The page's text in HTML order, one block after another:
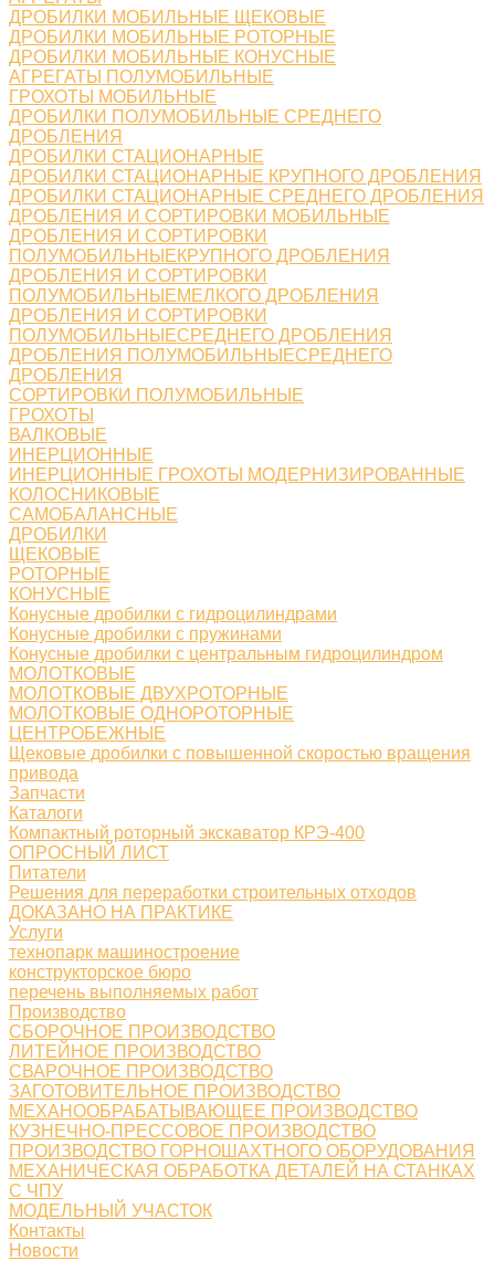
ДРОБИЛКИ МОБИЛЬНЫЕ ЩЕКОВЫЕ
ДРОБИЛКИ МОБИЛЬНЫЕ РОТОРНЫЕ
ДРОБИЛКИ МОБИЛЬНЫЕ КОНУСНЫЕ
АГРЕГАТЫ ПОЛУМОБИЛЬНЫЕ
ГРОХОТЫ МОБИЛЬНЫЕ
ДРОБИЛКИ ПОЛУМОБИЛЬНЫЕ СРЕДНЕГО
ДРОБЛЕНИЯ
ДРОБИЛКИ СТАЦИОНАРНЫЕ
ДРОБИЛКИ СТАЦИОНАРНЫЕ КРУПНОГО ДРОБЛЕНИЯ
ДРОБИЛКИ СТАЦИОНАРНЫЕ СРЕДНЕГО ДРОБЛЕНИЯ
ДРОБЛЕНИЯ И СОРТИРОВКИ МОБИЛЬНЫЕ
ДРОБЛЕНИЯ И СОРТИРОВКИ
ПОЛУМОБИЛЬНЫЕКРУПНОГО ДРОБЛЕНИЯ
ДРОБЛЕНИЯ И СОРТИРОВКИ
ПОЛУМОБИЛЬНЫЕМЕЛКОГО ДРОБЛЕНИЯ
ДРОБЛЕНИЯ И СОРТИРОВКИ
ПОЛУМОБИЛЬНЫЕСРЕДНЕГО ДРОБЛЕНИЯ
ДРОБЛЕНИЯ ПОЛУМОБИЛЬНЫЕСРЕДНЕГО
ДРОБЛЕНИЯ
СОРТИРОВКИ ПОЛУМОБИЛЬНЫЕ
ГРОХОТЫ
ВАЛКОВЫЕ
ИНЕРЦИОННЫЕ
ИНЕРЦИОННЫЕ ГРОХОТЫ МОДЕРНИЗИРОВАННЫЕ
КОЛОСНИКОВЫЕ
САМОБАЛАНСНЫЕ
ДРОБИЛКИ
ЩЕКОВЫЕ
РОТОРНЫЕ
КОНУСНЫЕ
Конусные дробилки с гидроцилиндрами
Конусные дробилки с пружинами
Конусные дробилки с центральным гидроцилиндром
МОЛОТКОВЫЕ
МОЛОТКОВЫЕ ДВУХРОТОРНЫЕ
МОЛОТКОВЫЕ ОДНОРОТОРНЫЕ
ЦЕНТРОБЕЖНЫЕ
Щековые дробилки с повышенной скоростью вращения
привода
Запчасти
Каталоги
Компактный роторный экскаватор КРЭ-400
ОПРОСНЫЙ ЛИСТ
Питатели
Решения для переработки строительных отходов
ДОКАЗАНО НА ПРАКТИКЕ
Услуги
технопарк машиностроение
конструкторское бюро
перечень выполняемых работ
Производство
СБОРОЧНОЕ ПРОИЗВОДСТВО
ЛИТЕЙНОЕ ПРОИЗВОДСТВО
СВАРОЧНОЕ ПРОИЗВОДСТВО
ЗАГОТОВИТЕЛЬНОЕ ПРОИЗВОДСТВО
МЕХАНООБРАБАТЫВАЮЩЕЕ ПРОИЗВОДСТВО
КУЗНЕЧНО-ПРЕССОВОЕ ПРОИЗВОДСТВО
ПРОИЗВОДСТВО ГОРНОШАХТНОГО ОБОРУДОВАНИЯ
МЕХАНИЧЕСКАЯ ОБРАБОТКА ДЕТАЛЕЙ НА СТАНКАХ
С ЧПУ
МОДЕЛЬНЫЙ УЧАСТОК
Контакты
Новости